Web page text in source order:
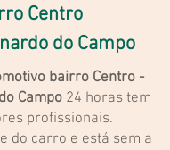
Centro
do Campo
bairro Centro -
Campo 24 horas tem
profissionais.
do carro e está sem a